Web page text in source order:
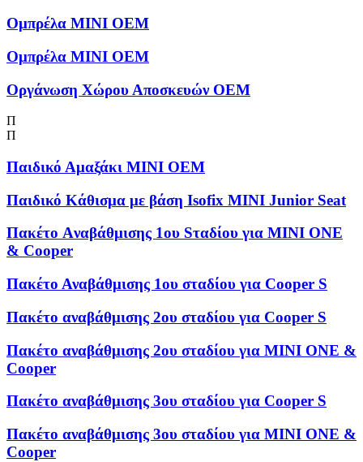
Ομπρέλα MINI OEM
Ομπρέλα MINI OEM
Οργάνωση Χώρου Αποσκευών OEM
Π
Π
Παιδικό Αμαξάκι MINI OEM
Παιδικό Κάθισμα με βάση Isofix MINI Junior Seat
Πακέτο Aναβάθμισης 1ου Sταδίου για MINI ONE
& Cooper
Πακέτο Αναβάθμισης 1ου σταδίου για Cooper S
Πακέτο αναβάθμισης 2ου σταδίου για Cooper S
Πακέτο αναβάθμισης 2ου σταδίου για MINI ONE &
Cooper
Πακέτο αναβάθμισης 3ου σταδίου για Cooper S
Πακέτο αναβάθμισης 3ου σταδίου για MINI ONE &
Cooper